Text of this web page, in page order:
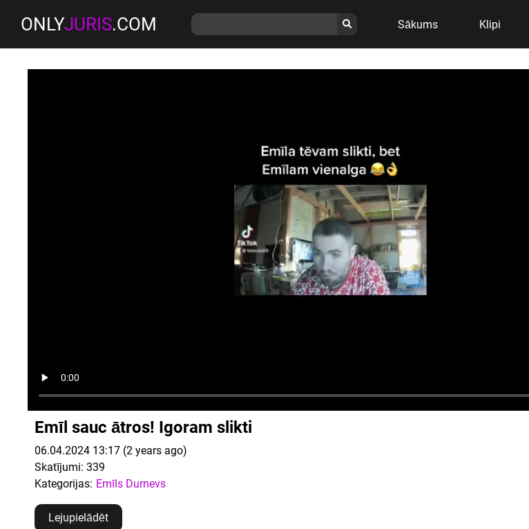
ONLYJURIS.COM Sākums Klipi
Emīl sauc ātros! Igoram slikti
06.04.2024 13:17 (2 years ago)
Skatījumi: 339
Kategorijas: Emīls Durnevs
Lejupielādēt